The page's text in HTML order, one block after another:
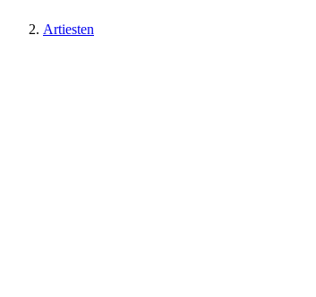
Artiesten